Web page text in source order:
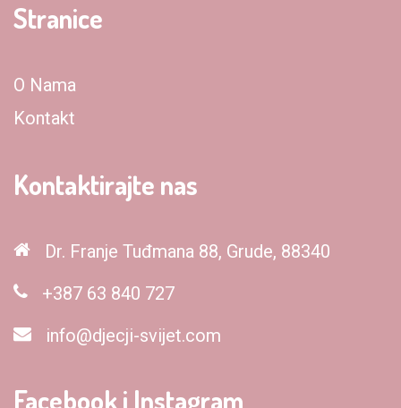
Stranice
O Nama
Kontakt
Kontaktirajte nas
Dr. Franje Tuđmana 88, Grude, 88340
+387 63 840 727
info@djecji-svijet.com
Facebook i Instagram